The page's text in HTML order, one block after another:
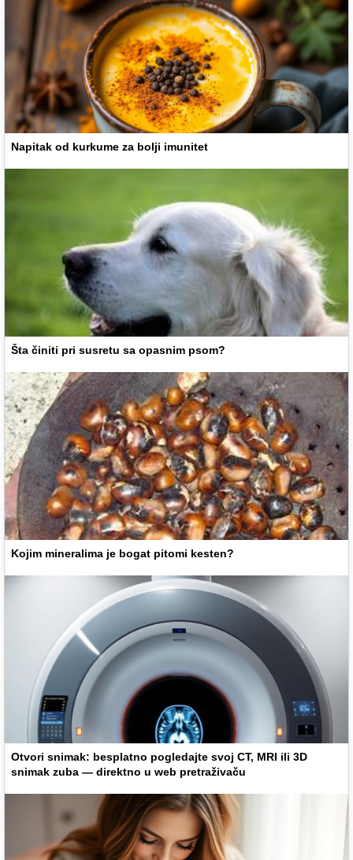
Napitak od kurkume za bolji imunitet
Šta činiti pri susretu sa opasnim psom?
Kojim mineralima je bogat pitomi kesten?
Otvori snimak: besplatno pogledajte svoj CT, MRI ili 3D
snimak zuba — direktno u web pretraživaču